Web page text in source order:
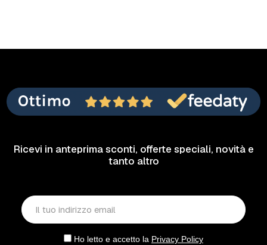
Ricevi in anteprima sconti, offerte speciali, novità e
tanto altro
Ho letto e accetto la Privacy Policy